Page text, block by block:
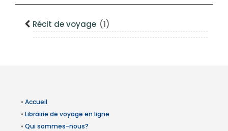
Récit de voyage (1)
» Accueil
» Librairie de voyage en ligne
» Qui sommes-nous?